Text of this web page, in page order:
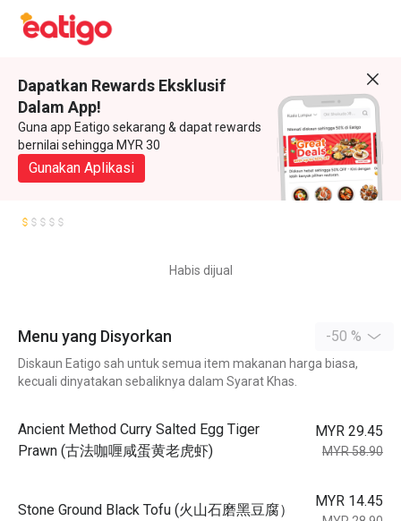
Dapatkan Rewards Eksklusif
Dalam App!
Guna app Eatigo sekarang & dapat rewards
bernilai sehingga MYR 30
Gunakan Aplikasi
Habis dijual
Menu yang Disyorkan -50 %
Diskaun Eatigo sah untuk semua item makanan harga biasa,
kecuali dinyatakan sebaliknya dalam Syarat Khas.
Ancient Method Curry Salted Egg Tiger
Prawn (古法咖喱咸蛋黄老虎虾)
MYR 29.45
MYR 58.90
Stone Ground Black Tofu (火山石磨黑豆腐）
MYR 14.45